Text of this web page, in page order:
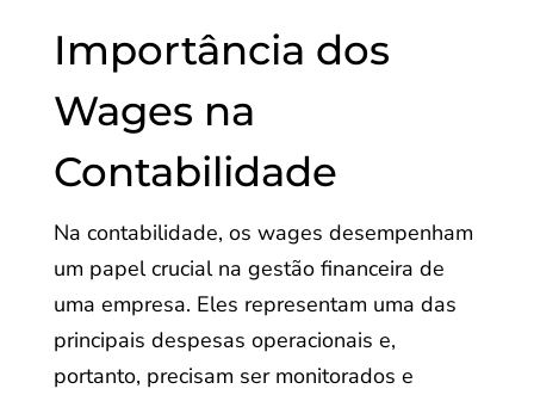
Importância dos
Wages na
Contabilidade
Na contabilidade, os wages desempenham
um papel crucial na gestão financeira de
uma empresa. Eles representam uma das
principais despesas operacionais e,
portanto, precisam ser monitorados e